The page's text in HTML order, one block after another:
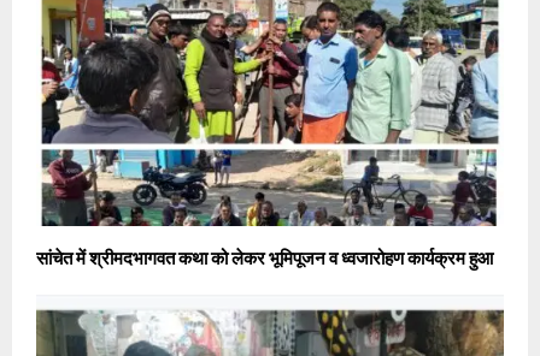
सांचेत में श्रीमदभागवत कथा को लेकर भूमिपूजन व ध्वजारोहण कार्यक्रम हुआ